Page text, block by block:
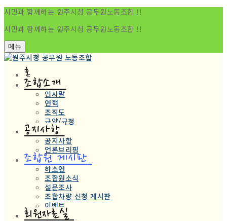
시민과 함께하는 원주시청 공무원노동조합 !!
시민과 함께하는 원주시청 공무원노동조합 !!
메뉴
홈
조합소개
인사말
연혁
조직도
규약/규정
공지사항
공지사항
언론브리핑
조합원 게시판
하소연
조합원소식
설문조사
조합차량 신청 게시판
이벤트
회원자료실